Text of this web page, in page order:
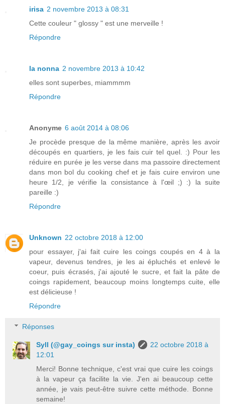
irisa 2 novembre 2013 à 08:31
Cette couleur " glossy " est une merveille !
Répondre
la nonna 2 novembre 2013 à 10:42
elles sont superbes, miammmm
Répondre
Anonyme 6 août 2014 à 08:06
Je procède presque de la même manière, après les avoir
découpés en quartiers, je les fais cuir tel quel. :) Pour les
réduire en purée je les verse dans ma passoire directement
dans mon bol du cooking chef et je fais cuire environ une
heure 1/2, je vérifie la consistance à l'œil ;) :) la suite
pareille :)
Répondre
Unknown 22 octobre 2018 à 12:00
pour essayer, j'ai fait cuire les coings coupés en 4 à la
vapeur, devenus tendres, je les ai épluchés et enlevé le
coeur, puis écrasés, j'ai ajouté le sucre, et fait la pâte de
coings rapidement, beaucoup moins longtemps cuite, elle
est délicieuse !
Répondre
Réponses
Syll (@gay_coings sur insta)
22 octobre 2018 à
12:01
Merci! Bonne technique, c'est vrai que cuire les coings
à la vapeur ça facilite la vie. J'en ai beaucoup cette
année, je vais peut-être suivre cette méthode. Bonne
semaine!